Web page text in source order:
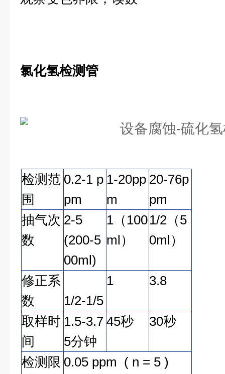
氯化氢检测管
检测范
围
0.2-1 p
pm
1-20pp
m
20-76p
pm
抽气次
数
2-5
(200-5
00ml)
1（100
ml）
1/2（5
0ml）
修正系
数
1/2-1/5
1 3.8
取样时
间
1.5-3.7
5分钟
45秒 30秒
检测限 0.05 ppm ( n = 5 )